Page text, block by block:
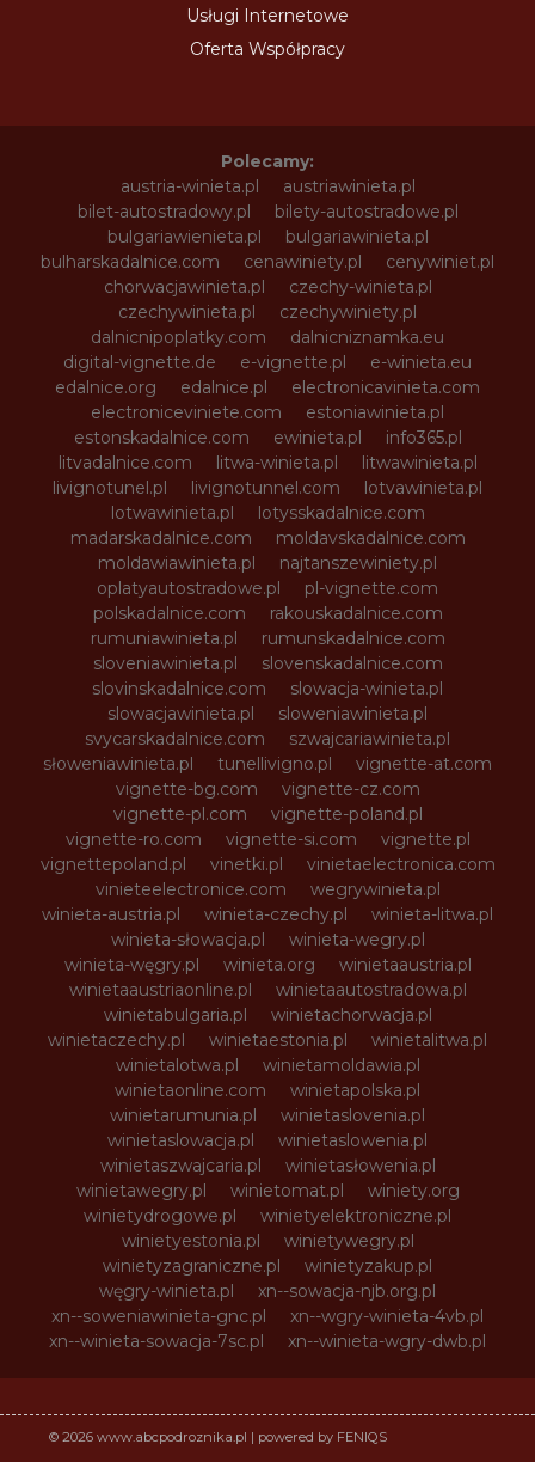
Usługi Internetowe
Oferta Współpracy
Polecamy:
austria-winieta.pl
austriawinieta.pl
bilet-autostradowy.pl
bilety-autostradowe.pl
bulgariawienieta.pl
bulgariawinieta.pl
bulharskadalnice.com
cenawiniety.pl
cenywiniet.pl
chorwacjawinieta.pl
czechy-winieta.pl
czechywinieta.pl
czechywiniety.pl
dalnicnipoplatky.com
dalnicniznamka.eu
digital-vignette.de
e-vignette.pl
e-winieta.eu
edalnice.org
edalnice.pl
electronicavinieta.com
electroniceviniete.com
estoniawinieta.pl
estonskadalnice.com
ewinieta.pl
info365.pl
litvadalnice.com
litwa-winieta.pl
litwawinieta.pl
livignotunel.pl
livignotunnel.com
lotvawinieta.pl
lotwawinieta.pl
lotysskadalnice.com
madarskadalnice.com
moldavskadalnice.com
moldawiawinieta.pl
najtanszewiniety.pl
oplatyautostradowe.pl
pl-vignette.com
polskadalnice.com
rakouskadalnice.com
rumuniawinieta.pl
rumunskadalnice.com
sloveniawinieta.pl
slovenskadalnice.com
slovinskadalnice.com
slowacja-winieta.pl
slowacjawinieta.pl
sloweniawinieta.pl
svycarskadalnice.com
szwajcariawinieta.pl
słoweniawinieta.pl
tunellivigno.pl
vignette-at.com
vignette-bg.com
vignette-cz.com
vignette-pl.com
vignette-poland.pl
vignette-ro.com
vignette-si.com
vignette.pl
vignettepoland.pl
vinetki.pl
vinietaelectronica.com
vinieteelectronice.com
wegrywinieta.pl
winieta-austria.pl
winieta-czechy.pl
winieta-litwa.pl
winieta-słowacja.pl
winieta-wegry.pl
winieta-węgry.pl
winieta.org
winietaaustria.pl
winietaaustriaonline.pl
winietaautostradowa.pl
winietabulgaria.pl
winietachorwacja.pl
winietaczechy.pl
winietaestonia.pl
winietalitwa.pl
winietalotwa.pl
winietamoldawia.pl
winietaonline.com
winietapolska.pl
winietarumunia.pl
winietaslovenia.pl
winietaslowacja.pl
winietaslowenia.pl
winietaszwajcaria.pl
winietasłowenia.pl
winietawegry.pl
winietomat.pl
winiety.org
winietydrogowe.pl
winietyelektroniczne.pl
winietyestonia.pl
winietywegry.pl
winietyzagraniczne.pl
winietyzakup.pl
węgry-winieta.pl
xn--sowacja-njb.org.pl
xn--soweniawinieta-gnc.pl
xn--wgry-winieta-4vb.pl
xn--winieta-sowacja-7sc.pl
xn--winieta-wgry-dwb.pl
© 2026 www.abcpodroznika.pl | powered by FENIQS